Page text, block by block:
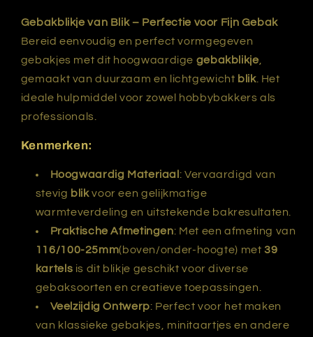
Gebakblikje van Blik – Perfectie voor Fijn Gebak
Bereid eenvoudig en perfect vormgegeven
gebakjes met dit hoogwaardige gebakblikje
gemaakt van duurzaam en lichtgewicht blik. Het
ideale hulpmiddel voor zowel hobbybakkers als
professionals.
Kenmerken:
Hoogwaardig Materiaal : Vervaardigd van
stevig blikvoor een gelijkmatige
warmteverdeling en uitstekende bakresultaten.
Praktische Afmetingen: Met een afmeting van
116/100-25mm(boven/onder-hoogte) met 39
kartels is dit blikje geschikt voor diverse
gebaksoorten en creatieve toepassingen.
Veelzijdig Ontwerp: Perfect voor het maken
van klassieke gebakjes, minitaartjes en andere